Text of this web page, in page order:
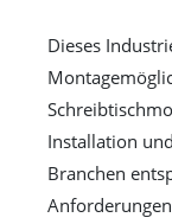
Dieses
Installation
Branchen